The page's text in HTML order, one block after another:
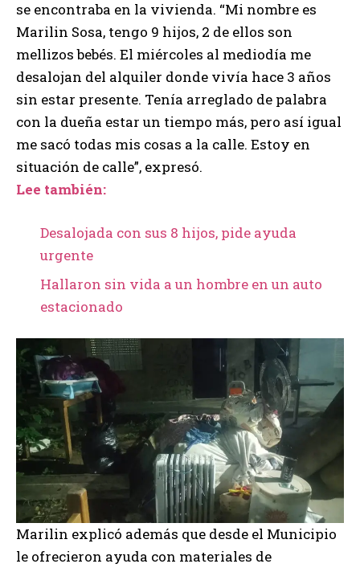
se encontraba en la vivienda. “Mi nombre es
Marilin Sosa, tengo 9 hijos, 2 de ellos son
mellizos bebés. El miércoles al mediodía me
desalojan del alquiler donde vivía hace 3 años
sin estar presente. Tenía arreglado de palabra
con la dueña estar un tiempo más, pero así igual
me sacó todas mis cosas a la calle. Estoy en
situación de calle”, expresó.
Lee también:
Desalojada con sus 8 hijos, pide ayuda
urgente
Hallaron sin vida a un hombre en un auto
estacionado
Marilin explicó además que desde el Municipio
le ofrecieron ayuda con materiales de